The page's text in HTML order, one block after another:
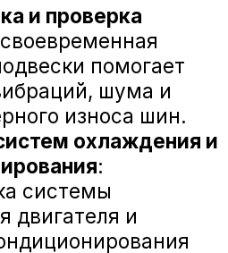
Volkswagen на карте Воронежа — Яндекс Карты